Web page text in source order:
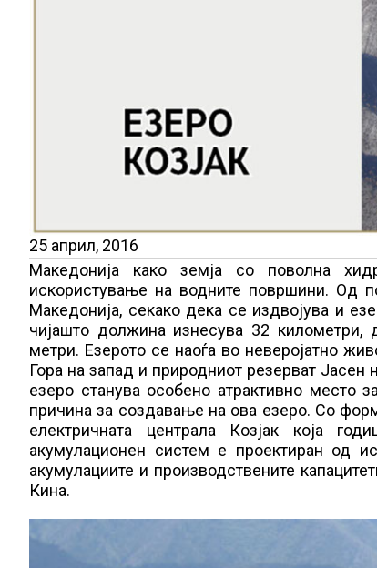
25 април, 2016
Македонија како земја со поволна
искористување на водните површини. Од
Македонија, секако дека се издвојува и
чијашто должина изнесува 32 километри,
метри. Езерото се наоѓа во неверојатно
Гора на запад и природниот резерват Јасен
езеро станува особено атрактивно место
причина за создавање на ова езеро. Со
електричната централа Козјак која
акумулационен систем е проектиран од
акумулациите и производствените
Кина.